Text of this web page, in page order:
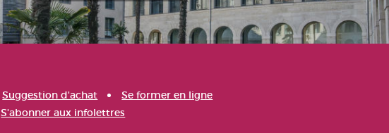
Suggestion d'achat
Se former en ligne
S'abonner aux infolettres